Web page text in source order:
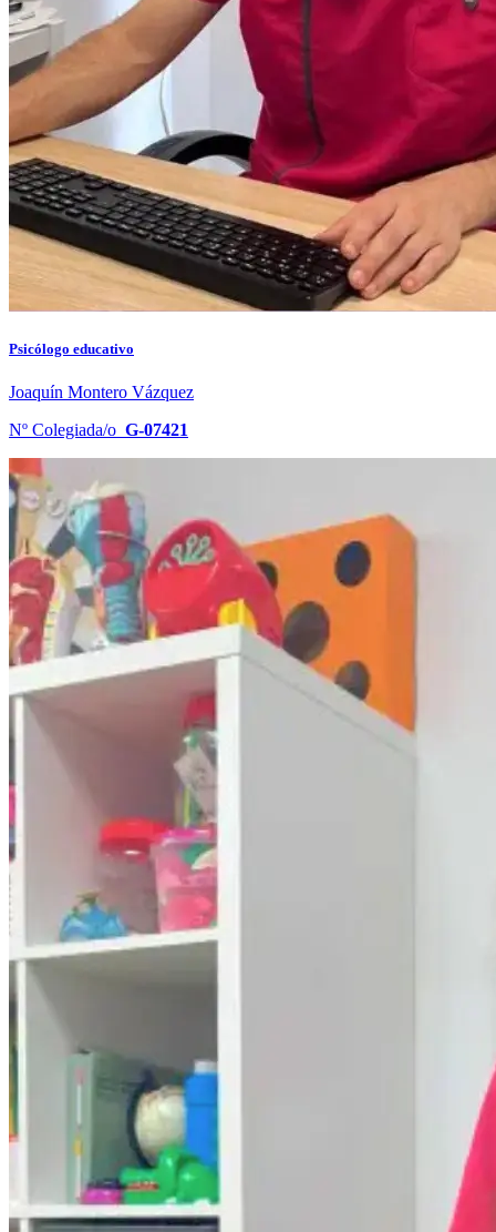
Psicólogo educativo
Joaquín Montero Vázquez
Nº Colegiada/o G-07421